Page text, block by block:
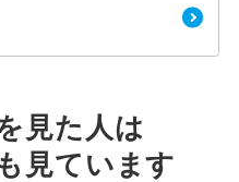
見た人は
見ています